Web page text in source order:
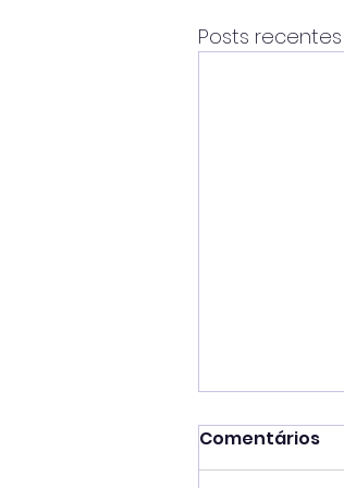
Posts recentes
Comentários